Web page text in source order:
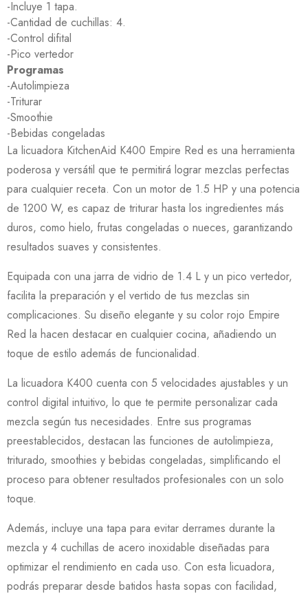
-Incluye 1 tapa.
-Cantidad de cuchillas: 4.
-Control difital
-Pico vertedor
Programas
-Autolimpieza
-Triturar
-Smoothie
-Bebidas congeladas
La licuadora KitchenAid K400 Empire Red es una herramienta
poderosa y versátil que te permitirá lograr mezclas perfectas
para cualquier receta. Con un motor de 1.5 HP y una potencia
de 1200 W, es capaz de triturar hasta los ingredientes más
duros, como hielo, frutas congeladas o nueces, garantizando
resultados suaves y consistentes.
Equipada con una jarra de vidrio de 1.4 L y un pico vertedor,
facilita la preparación y el vertido de tus mezclas sin
complicaciones. Su diseño elegante y su color rojo Empire
Red la hacen destacar en cualquier cocina, añadiendo un
toque de estilo además de funcionalidad.
La licuadora K400 cuenta con 5 velocidades ajustables y un
control digital intuitivo, lo que te permite personalizar cada
mezcla según tus necesidades. Entre sus programas
preestablecidos, destacan las funciones de autolimpieza,
triturado, smoothies y bebidas congeladas, simplificando el
proceso para obtener resultados profesionales con un solo
toque.
Además, incluye una tapa para evitar derrames durante la
mezcla y 4 cuchillas de acero inoxidable diseñadas para
optimizar el rendimiento en cada uso. Con esta licuadora,
podrás preparar desde batidos hasta sopas con facilidad,